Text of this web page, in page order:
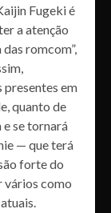
Fugeki é
a atenção
romcom”,
em
quanto de
e se tornará
— que terá
forte do
vários como